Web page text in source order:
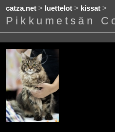
catza.net> luettelot> kissat>
Pikkumetsän